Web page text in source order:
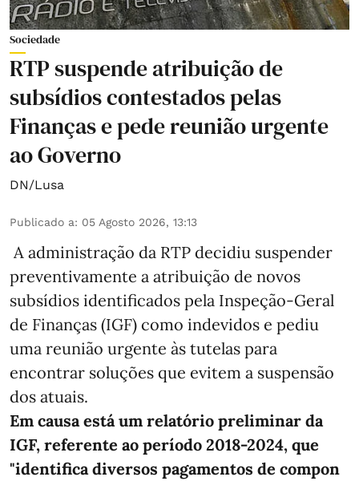
Sociedade
RTP suspende atribuição de
subsídios contestados pelas
Finanças e pede reunião urgente
ao Governo
DN/Lusa
Publicado a: 05 Agosto 2026, 13:13
A administração da RTP decidiu suspender
preventivamente a atribuição de novos
subsídios identificados pela Inspeção-Geral
de Finanças (IGF) como indevidos e pediu
uma reunião urgente às tutelas para
encontrar soluções que evitem a suspensão
dos atuais.
Em causa está um relatório preliminar da
IGF, referente ao período 2018-2024, que
"identifica diversos pagamentos de compon